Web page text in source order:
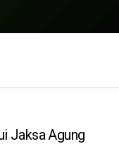
Jaksa Agung